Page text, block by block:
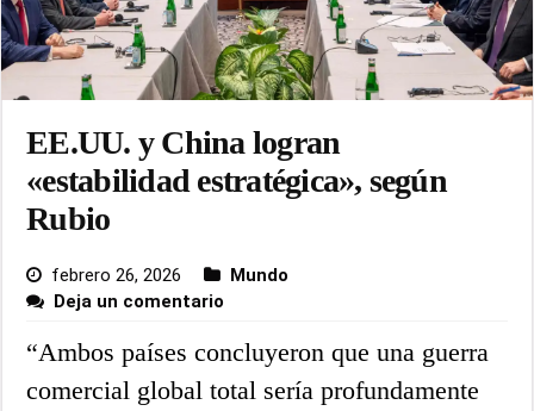
EE.UU. y China logran
«estabilidad estratégica», según
Rubio
febrero 26, 2026
Mundo
Deja un comentario
“Ambos países concluyeron que una guerra
comercial global total sería profundamente